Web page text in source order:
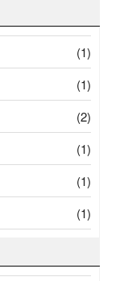
(1)
(1)
(2)
(1)
(1)
(1)